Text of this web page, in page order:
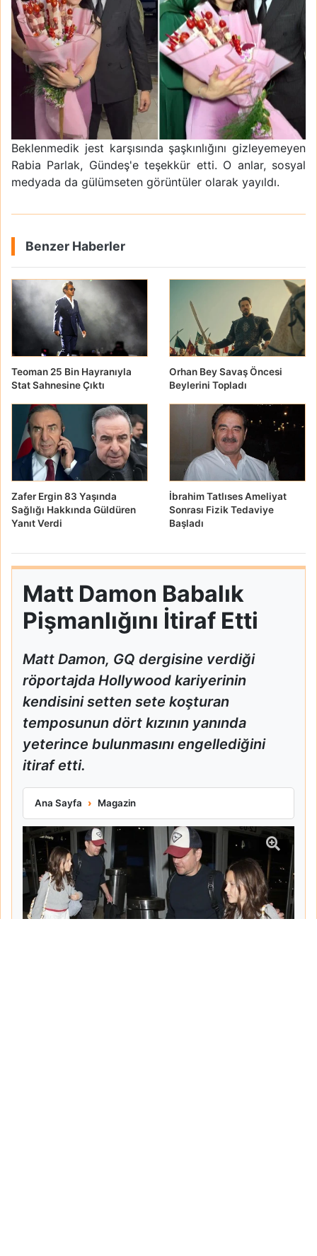
Beklenmedik jest karşısında şaşkınlığını gizleyemeyen
Rabia Parlak, Gündeş'e teşekkür etti. O anlar, sosyal
medyada da gülümseten görüntüler olarak yayıldı.
Benzer Haberler
Teoman 25 Bin Hayranıyla
Stat Sahnesine Çıktı
Orhan Bey Savaş Öncesi
Beylerini Topladı
Zafer Ergin 83 Yaşında
Sağlığı Hakkında Güldüren
Yanıt Verdi
İbrahim Tatlıses Ameliyat
Sonrası Fizik Tedaviye
Başladı
Matt Damon Babalık
Pişmanlığını İtiraf Etti
Matt Damon, GQ dergisine verdiği
röportajda Hollywood kariyerinin
kendisini setten sete koşturan
temposunun dört kızının yanında
yeterince bulunmasını engellediğini
itiraf etti.
Ana Sayfa Magazin
Matt Damon Babalık Pişmanlığını İtiraf Etti